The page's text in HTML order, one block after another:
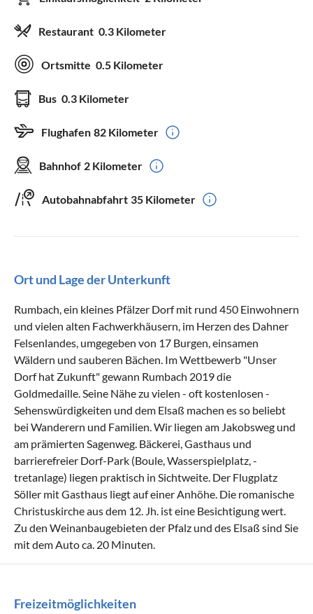
Restaurant 0.3 Kilometer
Ortsmitte 0.5 Kilometer
Bus 0.3 Kilometer
Flughafen 82 Kilometer
Bahnhof 2 Kilometer
Autobahnabfahrt 35 Kilometer
Ort und Lage der Unterkunft
Rumbach, ein kleines Pfälzer Dorf mit rund 450 Einwohnern
und vielen alten Fachwerkhäusern, im Herzen des Dahner
Felsenlandes, umgegeben von 17 Burgen, einsamen
Wäldern und sauberen Bächen. Im Wettbewerb "Unser
Dorf hat Zukunft" gewann Rumbach 2019 die
Goldmedaille. Seine Nähe zu vielen - oft kostenlosen -
Sehenswürdigkeiten und dem Elsaß machen es so beliebt
bei Wanderern und Familien. Wir liegen am Jakobsweg und
am prämierten Sagenweg. Bäckerei, Gasthaus und
barrierefreier Dorf-Park (Boule, Wasserspielplatz, -
tretanlage) liegen praktisch in Sichtweite. Der Flugplatz
Söller mit Gasthaus liegt auf einer Anhöhe. Die romanische
Christuskirche aus dem 12. Jh. ist eine Besichtigung wert.
Zu den Weinanbaugebieten der Pfalz und des Elsaß sind Sie
mit dem Auto ca. 20 Minuten.
Freizeitmöglichkeiten